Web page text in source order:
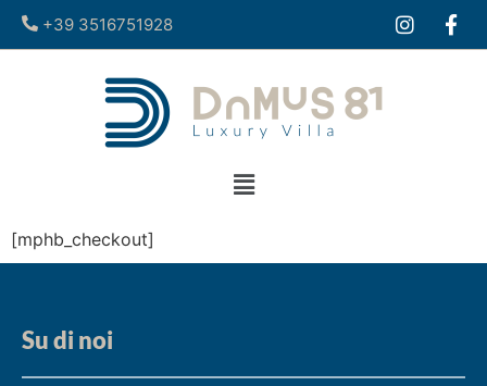
+39 3516751928​
[mphb_checkout]
Su di noi